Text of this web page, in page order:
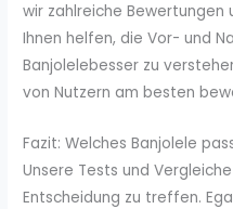
wir zahlreiche Bewertungen
Ihnen helfen, die Vor- und
Banjolelebesser zu
von Nutzern am besten
Fazit: Welches Banjolele
Unsere Tests und
Entscheidung zu treffen.